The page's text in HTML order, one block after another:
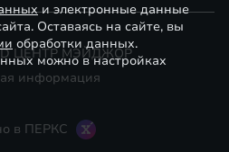
ЦЕНТР МЭЙДЖОР
информация
в ПЕРКС
и электронные данные
Оставаясь на сайте, вы
обработки данных.
можно в настройках